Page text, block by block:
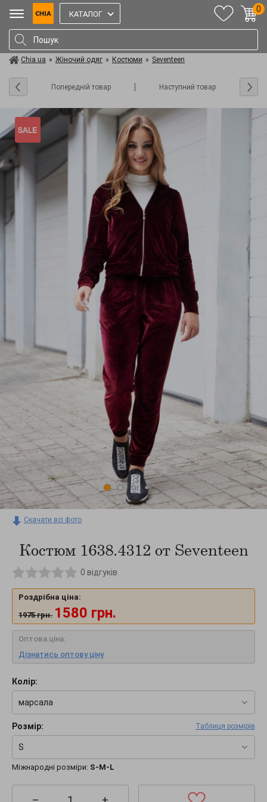
КАТАЛОГ
0
Chia.ua » Жіночий одяг » Костюми » Seventeen
Попередній товар Наступний товар
Скачати всі фото
Костюм 1638.4312 от Seventeen
0 відгуків
Роздрібна ціна:
1975 грн. 1580 грн.
Оптова ціна:
Дізнатись оптову ціну
Колір:
марсала
Розмір: Таблиця розмірів
S
Міжнародні розміри: S-M-L